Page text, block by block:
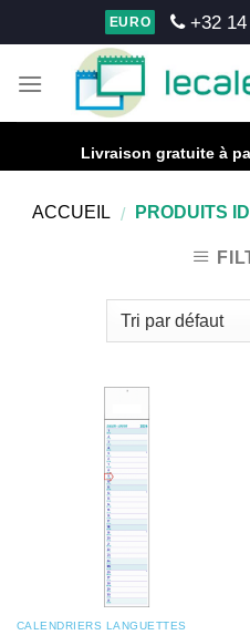
to
EURO +32 14
Livraison gratuite à
ACCUEIL / PRODUITS
CALENDRIERS LANGUETTES